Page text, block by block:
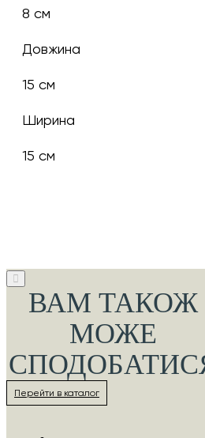
8 см
Довжина
15 см
Ширина
15 см
ВАМ ТАКОЖ
МОЖЕ
Перейти в каталог